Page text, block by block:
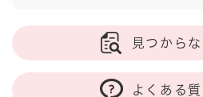
見つから
よくある